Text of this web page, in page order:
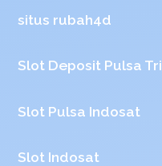
situs rubah4d
Slot Deposit Pulsa Tri
Slot Pulsa Indosat
Slot Indosat